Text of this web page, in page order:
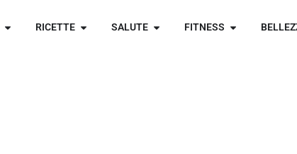
RICETTE SALUTE FITNESS